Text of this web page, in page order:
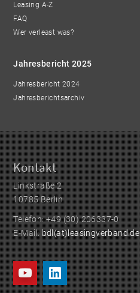
Leasing A-Z
FAQ
Wer verleast was?
Jahresbericht 2025
Jahresbericht 2024
Jahresberichtsarchiv
Kontakt
Linkstraße 2
10785 Berlin
Telefon: +49 (30) 206337-0
E-Mail:bdl(at)leasingverband.de